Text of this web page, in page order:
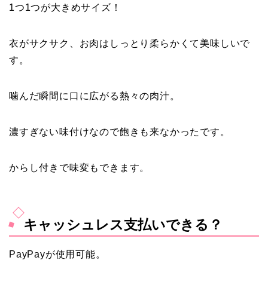
1つ1つが大きめサイズ！
衣がサクサク、お肉はしっとり柔らかくて美味しいで
す。
噛んだ瞬間に口に広がる熱々の肉汁。
濃すぎない味付けなので飽きも来なかったです。
からし付きで味変もできます。
キャッシュレス支払いできる？
PayPayが使用可能。